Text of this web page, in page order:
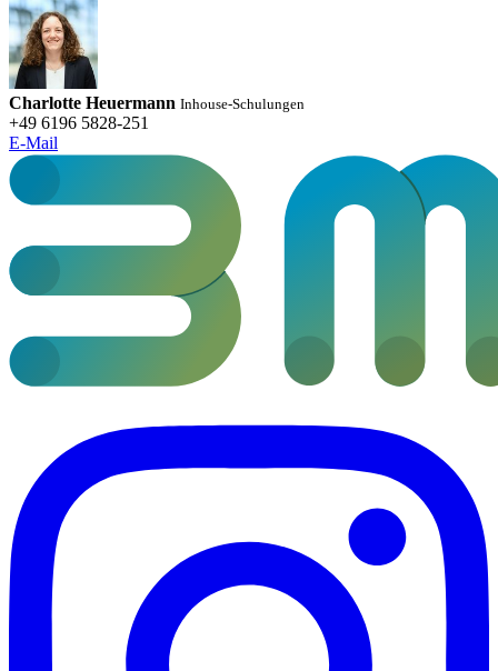
Charlotte Heuermann Inhouse-Schulungen
+49 6196 5828-251
E-Mail